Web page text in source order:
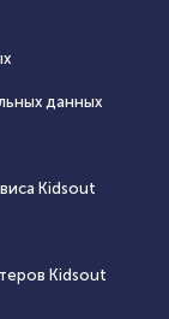
данных
Кidsout
Kidsout